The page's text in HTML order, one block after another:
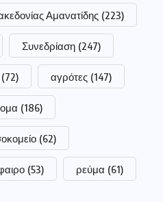
Αμανατίδης (223)
Συνεδρίαση (247)
(72) αγρότες (147)
(186)
(62)
(53) ρεύμα (61)